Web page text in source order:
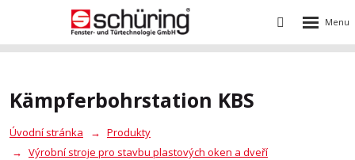
Vyhledávání
Rozbalení
Kämpferbohrstation KBS
Úvodní stránka
Produkty
Výrobní stroje pro stavbu plastových oken a dveří